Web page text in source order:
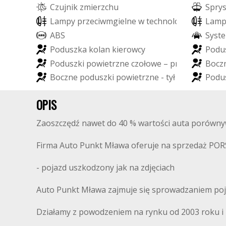
Czujnik zmierzchu Sprys
Lampy przeciwmgielne wtechnolo LED Lamp
ABS Syste
Poduszka kolan kierowcy Podu
Poduszki powietrzne czołowe – pr Bocz
Boczne poduszki powietrzne - tył Podu
OPIS
Zaoszczędź nawet do 40 % wartości auta
Firma Auto Punkt Mława oferuje na sprzedaż
- pojazd uszkodzony jak na zdjęciach
Auto Punkt Mława zajmuje się sprowadzaniem
Działamy z powodzeniem na rynku od 2003 roku